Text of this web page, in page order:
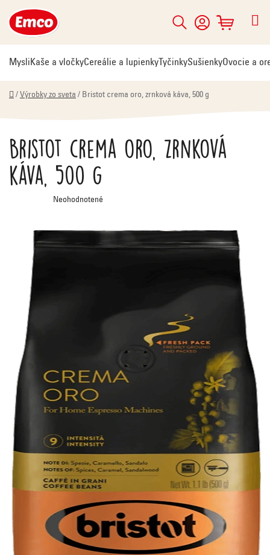
na
obsah
Hľadať
NÁKUPNÝ
KOŠÍK
MysliKaše a vločkyCereálie a lupienky TyčinkySušienkyOvocie a
Domov
/ Výrobky zo sveta / Bristot crema oro, zrnková káva, 500 g
Bristot crema oro, zrnková
káva, 500 g
Priemerné
hodnotenie
hviezdičiek.
Neohodnotené